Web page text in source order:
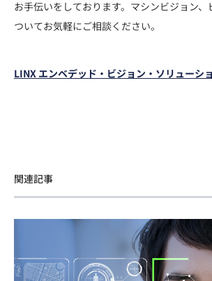
お手伝いをしております。マシンビジョン
ついてお気軽にご相談ください。
LINX エンベデッド・ビジョン・ソリューシ
関連記事